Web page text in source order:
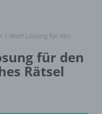
1 Wort Lösung für den
für den
Rätsel